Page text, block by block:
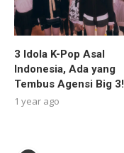
3 Idola K-Pop Asal
Indonesia, Ada yang
Tembus Agensi Big 3!
1 year ago